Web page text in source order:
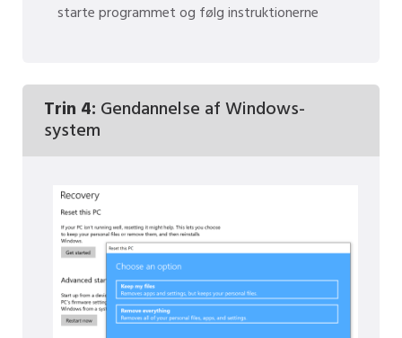
starte programmet og følg instruktionerne
Trin 4: Gendannelse af Windows-
system